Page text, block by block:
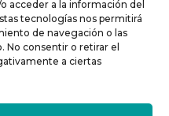
acceder a la información del
tecnologías nos permitirá
de navegación o las
No consentir o retirar el
a ciertas